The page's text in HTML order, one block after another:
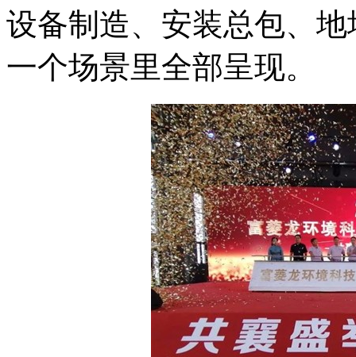
设备制造、安装总包、
一个场景里全部呈现。